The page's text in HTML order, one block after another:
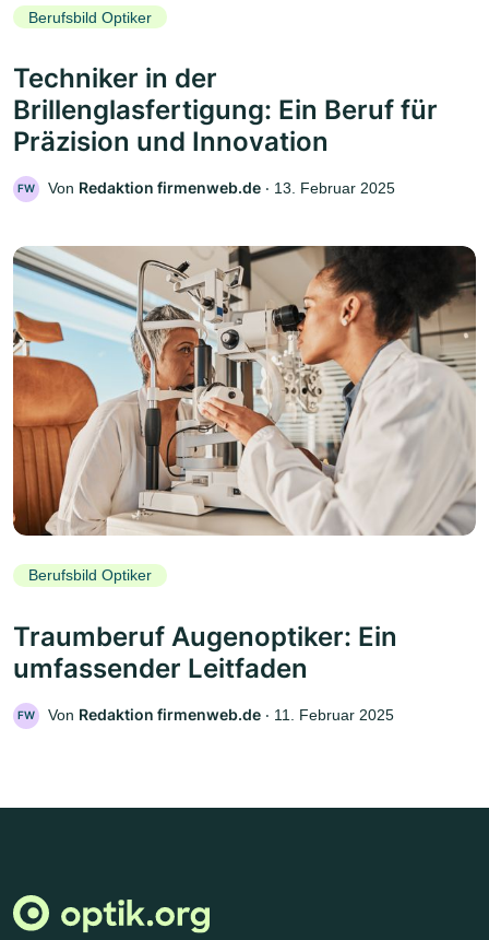
Berufsbild Optiker
Techniker in der
Brillenglasfertigung: Ein Beruf für
Präzision und Innovation
FW Von Redaktion firmenweb.de ‧ 13. Februar 2025
Berufsbild Optiker
Traumberuf Augenoptiker: Ein
umfassender Leitfaden
FW Von Redaktion firmenweb.de ‧ 11. Februar 2025